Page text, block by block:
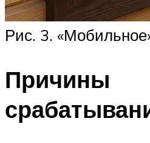
Рис. 3.
Причины